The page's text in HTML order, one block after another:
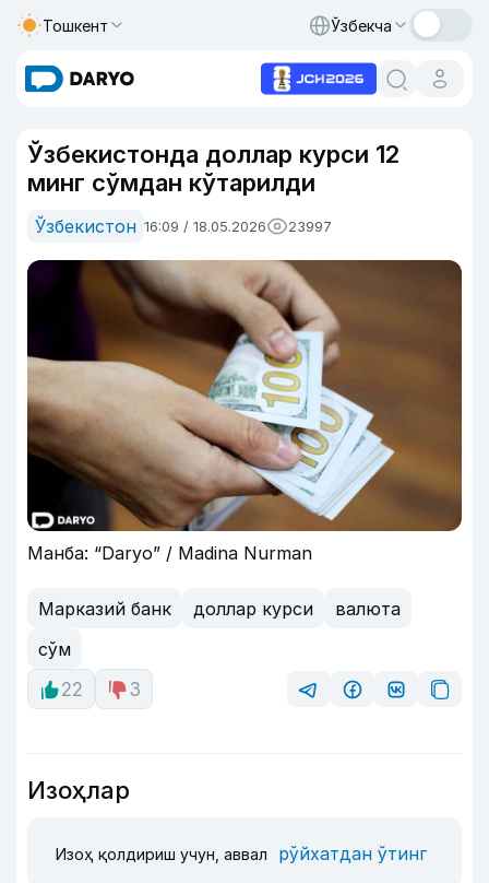
Тошкент Ўзбекча
Ўзбекистонда доллар курси 12
минг сўмдан кўтарилди
Ўзбекистон 16:09 / 18.05.2026 23997
Манба: “Daryo” / Madina Nurman
Марказий банк доллар курси
валюта
сўм
22
3
Изоҳлар
Изоҳ қолдириш учун, аввал рўйхатдан ўтинг